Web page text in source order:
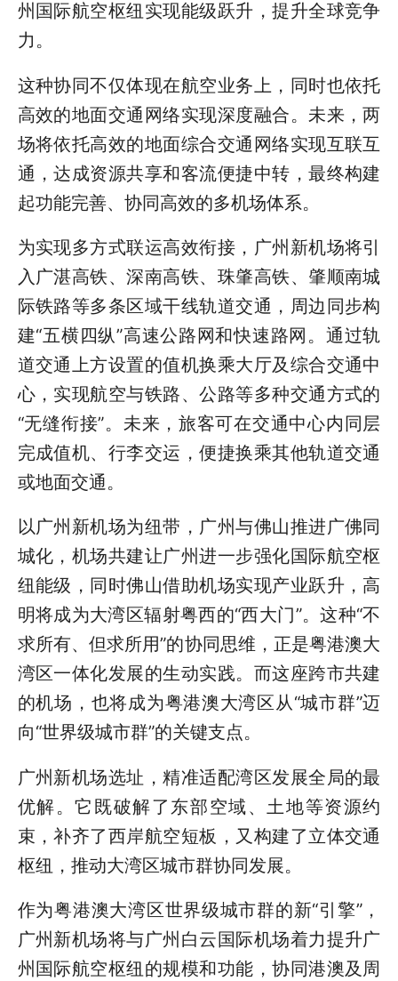
州国际航空枢纽实现能级跃升，提升全球竞争
力。
这种协同不仅体现在航空业务上，同时也依托
高效的地面交通网络实现深度融合。未来，两
场将依托高效的地面综合交通网络实现互联互
通，达成资源共享和客流便捷中转，最终构建
起功能完善、协同高效的多机场体系。
为实现多方式联运高效衔接，广州新机场将引
入广湛高铁、深南高铁、珠肇高铁、肇顺南城
际铁路等多条区域干线轨道交通，周边同步构
建“五横四纵”高速公路网和快速路网。通过轨
道交通上方设置的值机换乘大厅及综合交通中
心，实现航空与铁路、公路等多种交通方式的
“无缝衔接”。未来，旅客可在交通中心内同层
完成值机、行李交运，便捷换乘其他轨道交通
或地面交通。
以广州新机场为纽带，广州与佛山推进广佛同
城化，机场共建让广州进一步强化国际航空枢
纽能级，同时佛山借助机场实现产业跃升，高
明将成为大湾区辐射粤西的“西大门”。这种“不
求所有、但求所用”的协同思维，正是粤港澳大
湾区一体化发展的生动实践。而这座跨市共建
的机场，也将成为粤港澳大湾区从“城市群”迈
向“世界级城市群”的关键支点。
广州新机场选址，精准适配湾区发展全局的最
优解。它既破解了东部空域、土地等资源约
束，补齐了西岸航空短板，又构建了立体交通
枢纽，推动大湾区城市群协同发展。
作为粤港澳大湾区世界级城市群的新“引擎”，
广州新机场将与广州白云国际机场着力提升广
州国际航空枢纽的规模和功能，协同港澳及周